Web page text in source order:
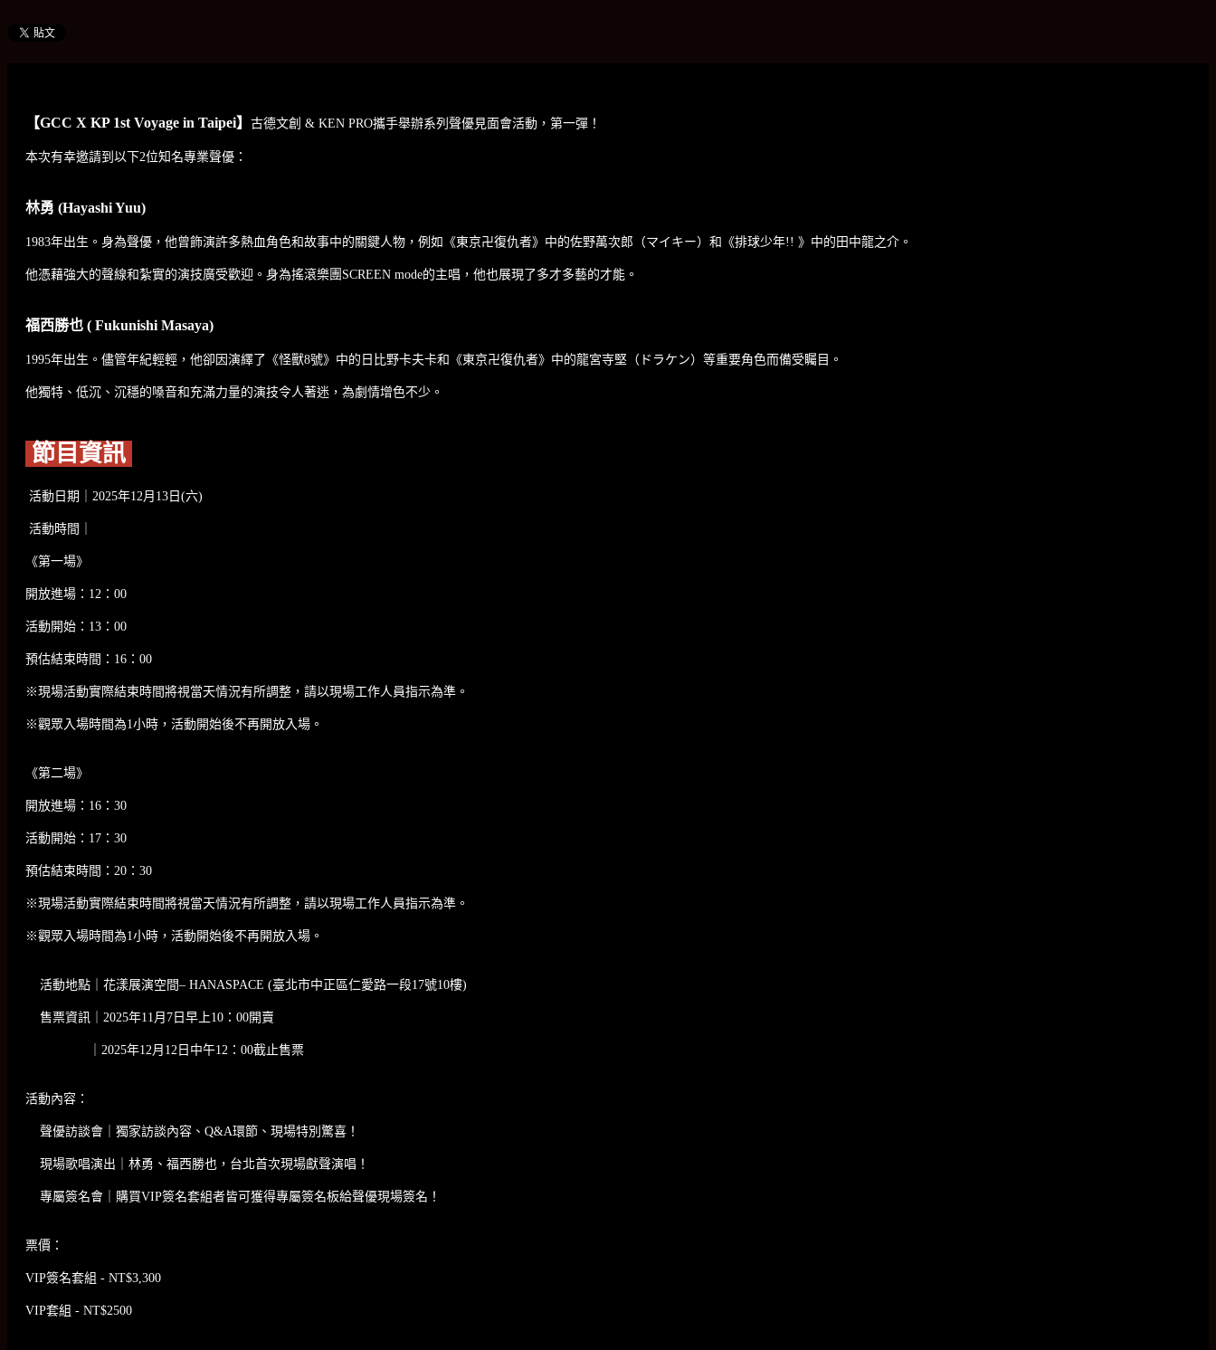
【GCC X KP 1st Voyage in Taipei】 古德文創 & KEN PRO攜手舉辦系列聲優見面會活動，第一彈！
本次有幸邀請到以下2位知名專業聲優：
林勇 (Hayashi Yuu)
1983年出生。身為聲優，他曾飾演許多熱血角色和故事中的關鍵人物，例如《東京卍復仇者》中的佐野萬次郎（マイキー）和《排球少年!! 》中的田中龍之介。
他憑藉強大的聲線和紮實的演技廣受歡迎。身為搖滾樂團SCREEN mode的主唱，他也展現了多才多藝的才能。
福西勝也 ( Fukunishi Masaya)
1995年出生。儘管年紀輕輕，他卻因演繹了《怪獸8號》中的日比野卡夫卡和《東京卍復仇者》中的龍宮寺堅（ドラケン）等重要角色而備受矚目。
他獨特、低沉、沉穩的嗓音和充滿力量的演技令人著迷，為劇情增色不少。
節目資訊
活動日期｜2025年12月13日(六)
活動時間｜
《第一場》
開放進場：12：00
活動開始：13：00
預估結束時間：16：00
※現場活動實際結束時間將視當天情況有所調整，請以現場工作人員指示為準。
※觀眾入場時間為1小時，活動開始後不再開放入場。
《第二場》
開放進場：16：30
活動開始：17：30
預估結束時間：20：30
※現場活動實際結束時間將視當天情況有所調整，請以現場工作人員指示為準。
※觀眾入場時間為1小時，活動開始後不再開放入場。
活動地點｜花漾展演空間– HANASPACE (臺北市中正區仁愛路一段17號10樓)
售票資訊｜2025年11月7日早上10：00開賣
｜2025年12月12日中午12：00截止售票
活動內容：
聲優訪談會｜獨家訪談內容、Q&A環節、現場特別驚喜！
現場歌唱演出｜林勇、福西勝也，台北首次現場獻聲演唱！
專屬簽名會｜購買VIP簽名套組者皆可獲得專屬簽名板給聲優現場簽名！
票價：
VIP簽名套組 - NT$3,300
VIP套組 - NT$2500